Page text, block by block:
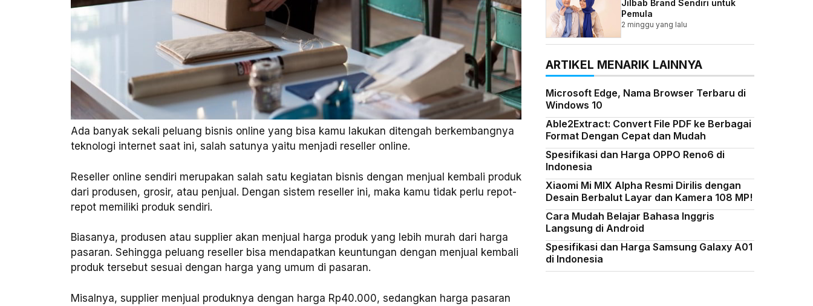
Ada banyak sekali peluang bisnis online yang bisa kamu lakukan ditengah berkembangnya
teknologi internet saat ini, salah satunya yaitu menjadi reseller online.
Reseller online sendiri merupakan salah satu kegiatan bisnis dengan menjual kembali produk
dari produsen, grosir, atau penjual. Dengan sistem reseller ini, maka kamu tidak perlu repot-
repot memiliki produk sendiri.
Biasanya, produsen atau supplier akan menjual harga produk yang lebih murah dari harga
pasaran. Sehingga peluang reseller bisa mendapatkan keuntungan dengan menjual kembali
produk tersebut sesuai dengan harga yang umum di pasaran.
Misalnya, supplier menjual produknya dengan harga Rp40.000, sedangkan harga pasaran
Jilbab Brand Sendiri untuk
Pemula
2 minggu yang lalu
ARTIKEL MENARIK LAINNYA
Microsoft Edge, Nama Browser Terbaru di
Windows 10
Able2Extract: Convert File PDF ke Berbagai
Format Dengan Cepat dan Mudah
Spesifikasi dan Harga OPPO Reno6 di
Indonesia
Xiaomi Mi MIX Alpha Resmi Dirilis dengan
Desain Berbalut Layar dan Kamera 108 MP!
Cara Mudah Belajar Bahasa Inggris
Langsung di Android
Spesifikasi dan Harga Samsung Galaxy A01
di Indonesia